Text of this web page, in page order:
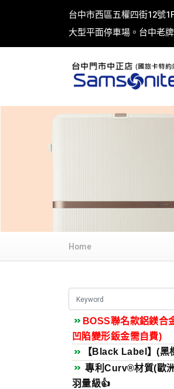
台中市西區五權四街12號
大型平面停車場。台中老
Home
BOSS聯名款鋁鎂合
凹陷變形鈑金需自費)
【Black Label】(黑
專利Curv®材質(歐
羽量級👍